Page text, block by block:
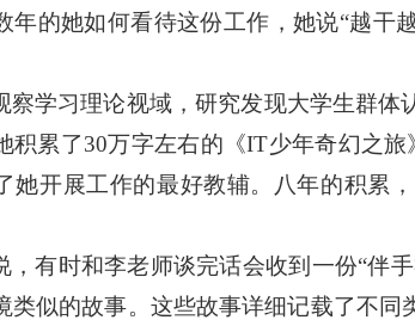
年的她如何看待这份工作，她说“越干
察学习理论视域，研究发现大学生群
积累了30万字左右的《IT少年奇幻之
她开展工作的最好教辅。八年的积累
，有时和李老师谈完话会收到一份“伴
类似的故事。这些故事详细记载了不